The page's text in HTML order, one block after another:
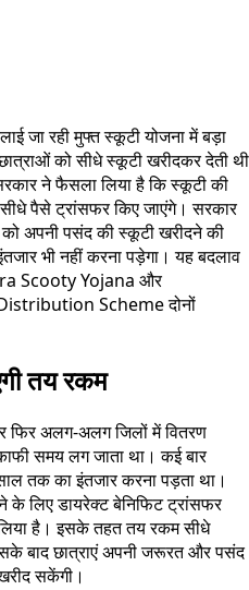
जा रही मुफ्त स्कूटी योजना में बड़ा
को सीधे स्कूटी खरीदकर देती थी
ने फैसला लिया है कि स्कूटी की
पैसे ट्रांसफर किए जाएंगे। सरकार
अपनी पसंद की स्कूटी खरीदने की
भी नहीं करना पड़ेगा। यह बदलाव
Scooty Yojana और
Scheme दोनों
तय रकम
फिर अलग-अलग जिलों में वितरण
समय लग जाता था। कई बार
तक का इंतजार करना पड़ता था।
के लिए डायरेक्ट बेनिफिट ट्रांसफर
है। इसके तहत तय रकम सीधे
बाद छात्राएं अपनी जरूरत और पसंद
सकेंगी।